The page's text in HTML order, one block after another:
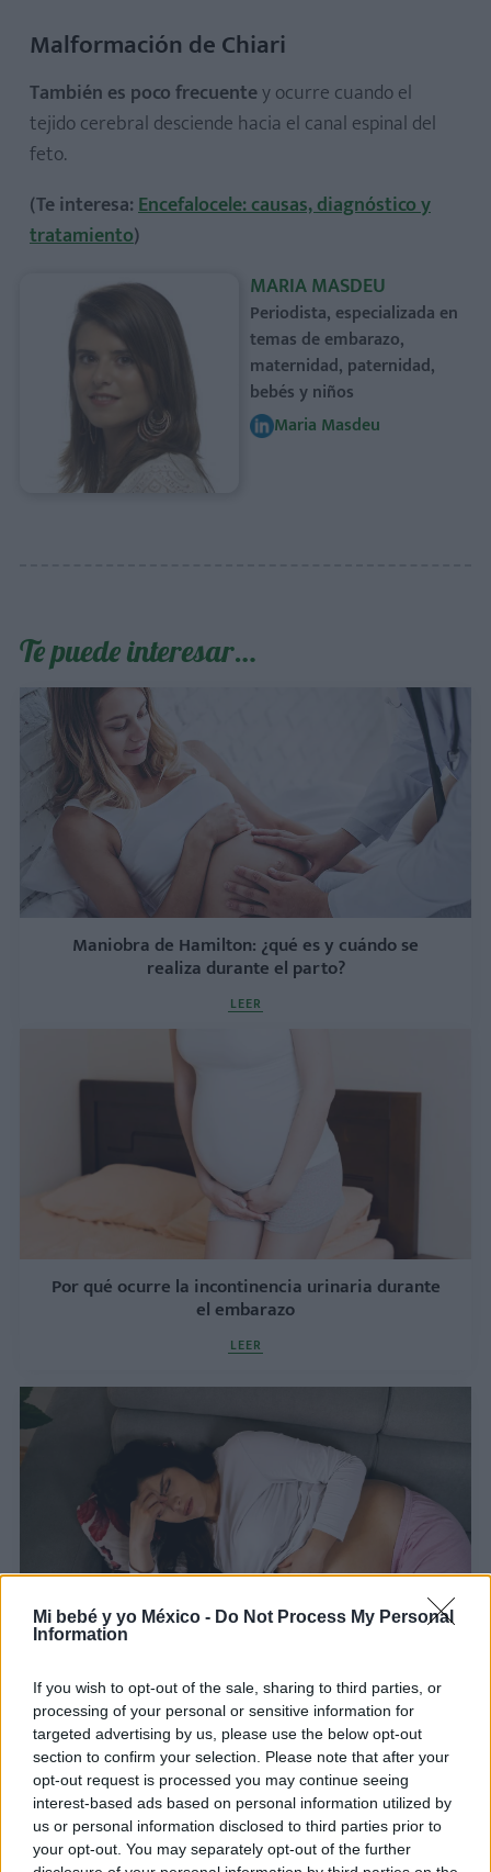
Mi bebé y yo México - Do Not Process My Personal
Information
If you wish to opt-out of the sale, sharing to third parties, or
processing of your personal or sensitive information for
targeted advertising by us, please use the below opt-out
section to confirm your selection. Please note that after your
opt-out request is processed you may continue seeing
interest-based ads based on personal information utilized by
us or personal information disclosed to third parties prior to
your opt-out. You may separately opt-out of the further
Malformación de Chiari
También es poco frecuentey ocurre cuando el
tejido cerebral desciende hacia el canal espinal del
feto.
(Te interesa:Encefalocele: causas, diagnóstico y
tratamiento)
MARIA MASDEU
Periodista, especializada en
temas de embarazo,
maternidad, paternidad,
bebés y niños
Maria Masdeu
Te puede interesar…
Maniobra de Hamilton: ¿qué es y cuándo se
realiza durante el parto?
LEER
Por qué ocurre la incontinencia urinaria durante
el embarazo
LEER
¿Por qué los cálculos biliares son comunes en el
LEER